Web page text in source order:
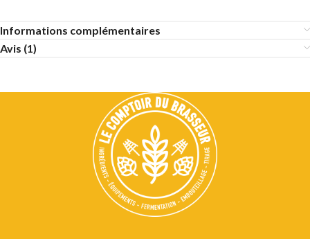
Informations complémentaires
Avis (1)